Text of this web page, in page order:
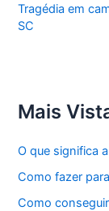
Tragédia em
SC
Mais
O que significa
Como fazer
Como